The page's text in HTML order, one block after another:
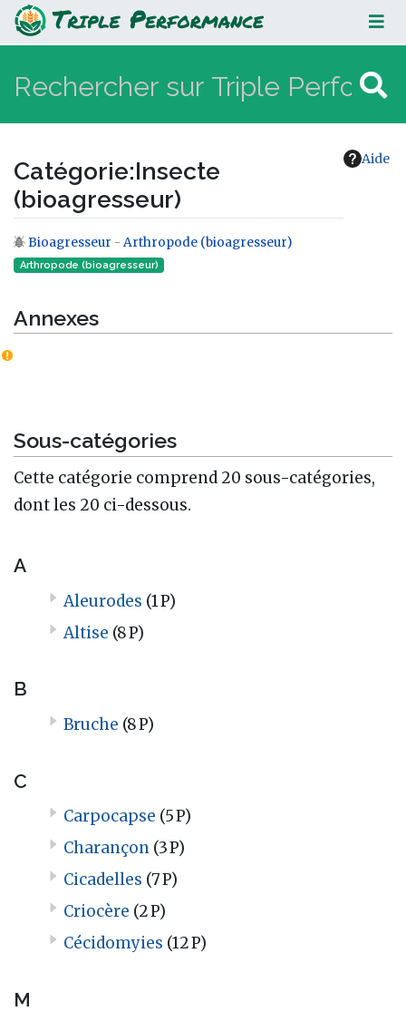
Insecte (bioagresseur)
Aide
Catégorie:Insecte
(bioagresseur)
Aller à :navigation,rechercher
Bioagresseur - Arthropode (bioagresseur)
Arthropode (bioagresseur)
Annexes
Sous-catégories
Cette catégorie comprend 20 sous-catégories,
dont les 20 ci-dessous.
A
Aleurodes (1 P)
Altise (8 P)
B
Bruche (8 P)
C
Carpocapse (5 P)
Charançon (3 P)
Cicadelles (7 P)
Criocère (2 P)
Cécidomyies (12 P)
M